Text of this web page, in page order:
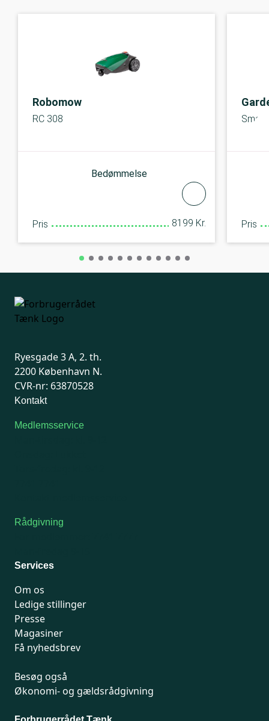
Robomow
RC 308
Bedømmelse
Pris 8199 Kr. Pris
Ryesgade 3 A, 2. th.
2200 København N.
CVR-nr: 63870528
Kontakt
Medlemsservice
Rådgivning
Services
Om os
Ledige stillinger
Presse
Magasiner
Få nyhedsbrev
Besøg også
Økonomi- og gældsrådgivning